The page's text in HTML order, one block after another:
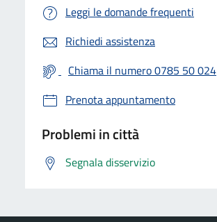
Leggi le domande frequenti
Richiedi assistenza
Chiama il numero 0785 50 024
Prenota appuntamento
Problemi in città
Segnala disservizio